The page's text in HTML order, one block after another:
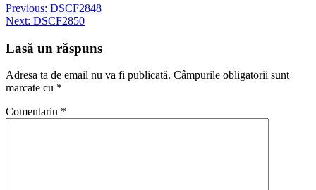
Post
navigation
Previous: DSCF2848
Next: DSCF2850
Lasă un răspuns
Adresa ta de email nu va fi publicată. Câmpurile obligatorii sunt
marcate cu *
Comentariu *